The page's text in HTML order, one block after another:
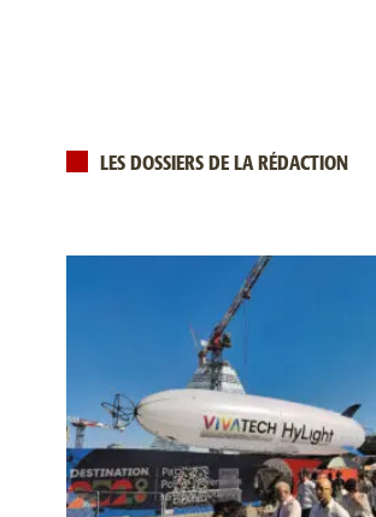
LES DOSSIERS DE LA RÉDACTION